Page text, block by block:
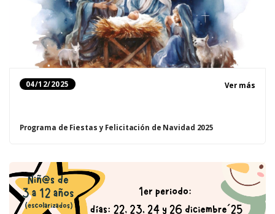
04/12/2025 Ver más
Programa de Fiestas y Felicitación de Navidad 2025